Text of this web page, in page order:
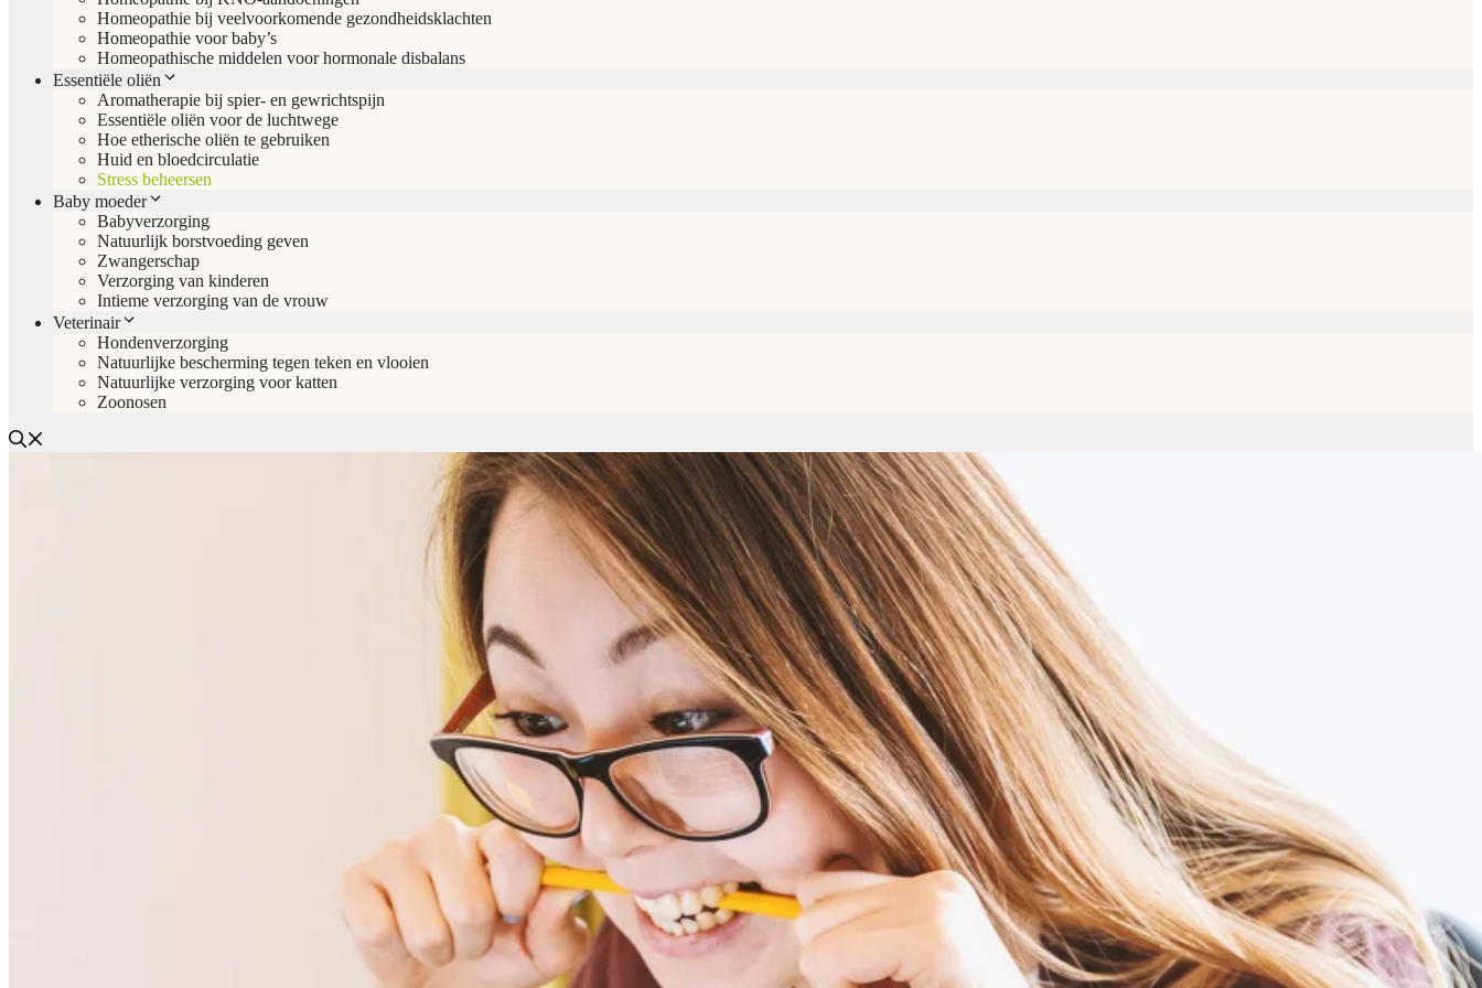
Homeopathie bij veelvoorkomende gezondheidsklachten
Homeopathie voor baby’s
Homeopathische middelen voor hormonale disbalans
Essentiële oliën
Aromatherapie bij spier- en gewrichtspijn
Essentiële oliën voor de luchtwege
Hoe etherische oliën te gebruiken
Huid en bloedcirculatie
Stress beheersen
Baby moeder
Babyverzorging
Natuurlijk borstvoeding geven
Zwangerschap
Verzorging van kinderen
Intieme verzorging van de vrouw
Veterinair
Hondenverzorging
Natuurlijke bescherming tegen teken en vlooien
Natuurlijke verzorging voor katten
Zoonosen